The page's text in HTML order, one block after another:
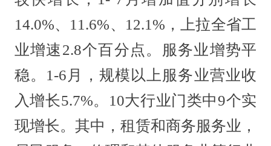
14.0%、11.6%、12.1%，上拉全省工
业增速2.8个百分点。服务业增势平
稳。1-6月，规模以上服务业营业收
入增长5.7%。10大行业门类中9个实
现增长。其中，租赁和商务服务业，